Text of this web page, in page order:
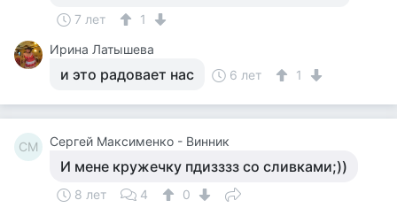
7 лет
1
Ирина Латышева
и это радовает нас 6 лет 1
СМ Сергей Максименко - Винник
И мене кружечку пдизззз со сливками;))
8 лет 4
0